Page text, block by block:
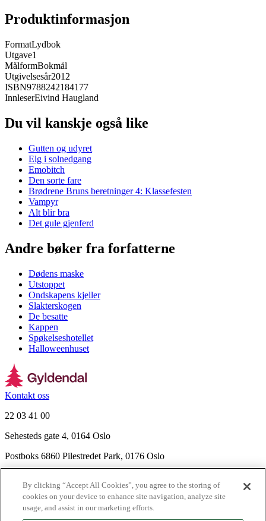
Produktinformasjon
FormatLydbok
Utgave1
MålformBokmål
Utgivelsesår2012
ISBN9788242184177
InnleserEivind Haugland
Du vil kanskje også like
Gutten og udyret
Elg i solnedgang
Emobitch
Den sorte fare
Brødrene Bruns beretninger 4: Klassefesten
Vampyr
Alt blir bra
Det gule gjenferd
Andre bøker fra forfatterne
Dødens maske
Utstoppet
Ondskapens kjeller
Slakterskogen
De besatte
Kappen
Spøkelseshotellet
Halloweenhuset
Kontakt oss
22 03 41 00
Sehesteds gate 4, 0164 Oslo
Postboks 6860 Pilestredet Park, 0176 Oslo
Nyhetsbrev
Ledige stillinger
Send inn manus
By clicking “Accept All Cookies”, you agree to the storing of
cookies on your device to enhance site navigation, analyze site
usage, and assist in our marketing efforts.